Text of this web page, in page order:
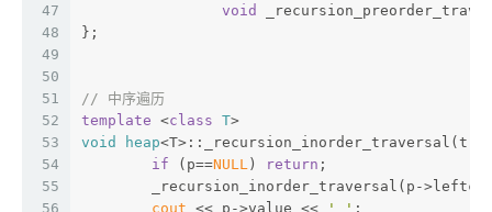
47
48
49
50
51
52
53
54
55
56
void
};
// 中序遍历
template <class T>
void
heap<T>:
if (p==NULL ) return ;
_recursion_inorder_traversal(p-
cout << p->value << ' ' ;